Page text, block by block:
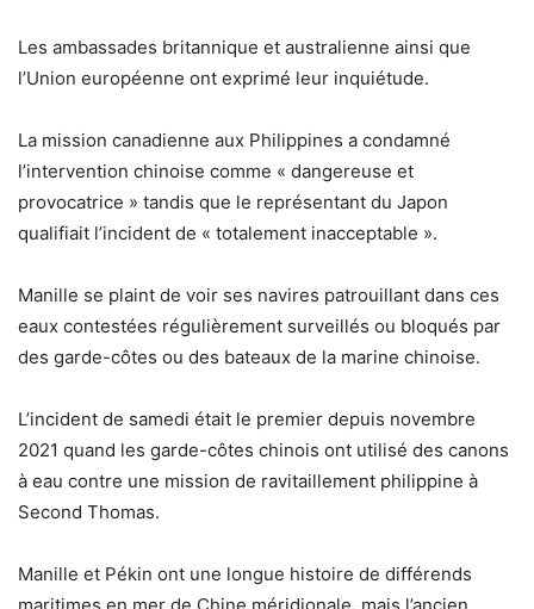
Les ambassades britannique et australienne ainsi que
l’Union européenne ont exprimé leur inquiétude.
La mission canadienne aux Philippines a condamné
l’intervention chinoise comme « dangereuse et
provocatrice » tandis que le représentant du Japon
qualifiait l’incident de « totalement inacceptable ».
Manille se plaint de voir ses navires patrouillant dans ces
eaux contestées régulièrement surveillés ou bloqués par
des garde-côtes ou des bateaux de la marine chinoise.
L’incident de samedi était le premier depuis novembre
2021 quand les garde-côtes chinois ont utilisé des canons
à eau contre une mission de ravitaillement philippine à
Second Thomas.
Manille et Pékin ont une longue histoire de différends